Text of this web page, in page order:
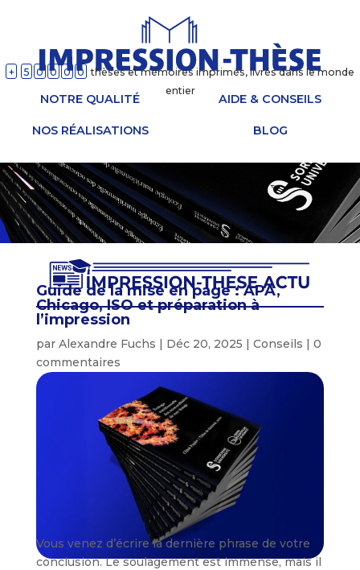
+ 5 0 0 0 0 thèses et mémoires imprimés, livrés dans le monde
entier
NOTRE QUALITÉ AIDE & CONSEILS
NOS RÉALISATIONS BLOG
Guide de la mise en page : APA,
Chicago, ISO et préparation à
l’impression
par Alexandre Fuchs | Déc 20, 2025 | Conseils | 0
commentaires
Vous venez d’écrire la dernière phrase de votre
conclusion. Le soulagement est immense, mais il